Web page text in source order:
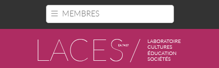
Panneau de gestion des cookies
MEMBRES